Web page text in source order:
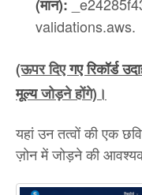
(मान):
validations.aws.
(ऊपर दिएगए रिकॉर्ड
मूल्यजोड़ने होंगे)।
यहां उन तत्वों की एक
ज़ोन में जोड़ने की